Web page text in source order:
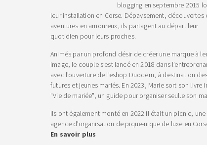
blogging en septembre 2015
leur installation en Corse. Dépaysement, découvertes
aventures en amoureux, ils partagent au départ leur
quotidien pour leurs proches.
Animés par un profond désir de créer une marque à
image, le couple s’est lancé en 2018 dans
avec l'ouverture de l'eshop Duodem, à destination des
futures et jeunes mariés. En 2023, Marie sort son livre
"Vie de mariée", un guide pour organiser seul.e son
Ils ont également monté en 2022 Il était un picnic, une
agence d'organisation de pique-nique de luxe en
En savoir plus